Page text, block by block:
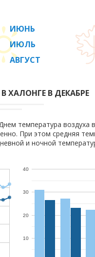
ИЮНЬ
ИЮЛЬ
АВГУСТ
ХАЛОНГЕ В ДЕКАБРЕ
температура воздуха
При этом средняя
и ночной
10
20
30
40